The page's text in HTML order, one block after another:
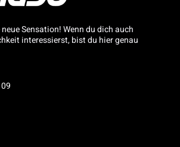
Sensation! Wenn du dich auch
interessierst, bist du hier genau